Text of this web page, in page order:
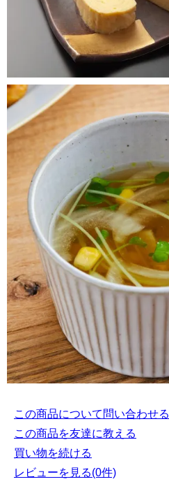
この商品について問い合わせる
この商品を友達に教える
買い物を続ける
レビューを見る(0件)